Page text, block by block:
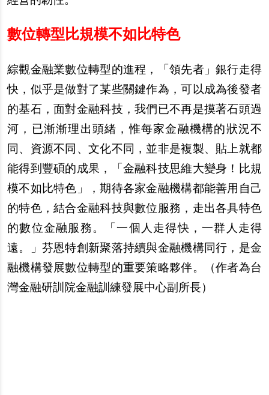
數位轉型比規模不如比特色
綜觀金融業數位轉型的進程，「領先者」銀行走得
快，似乎是做對了某些關鍵作為，可以成為後發者
的基石，面對金融科技，我們已不再是摸著石頭過
河，已漸漸理出頭緒，惟每家金融機構的狀況不
同、資源不同、文化不同，並非是複製、貼上就都
能得到豐碩的成果，「金融科技思維大變身！比規
模不如比特色」，期待各家金融機構都能善用自己
的特色，結合金融科技與數位服務，走出各具特色
的數位金融服務。「一個人走得快，一群人走得
遠。」芬恩特創新聚落持續與金融機構同行，是金
融機構發展數位轉型的重要策略夥伴。（作者為台
灣金融研訓院金融訓練發展中心副所長）